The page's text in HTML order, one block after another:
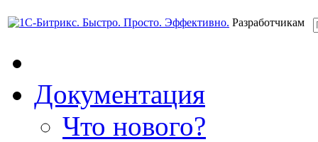
Разработчикам
Документация
Что нового?